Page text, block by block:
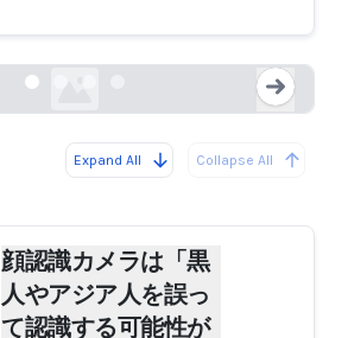
Expand All Collapse All
顔認識カメラは「黒
人やアジア人を誤っ
て認識する可能性が